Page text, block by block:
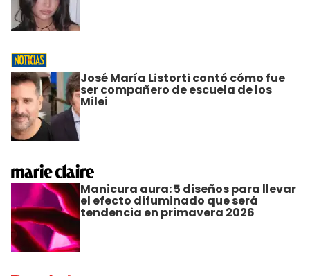
José María Listorti contó cómo fue
ser compañero de escuela de los
Milei
Manicura aura: 5 diseños para llevar
el efecto difuminado que será
tendencia en primavera 2026